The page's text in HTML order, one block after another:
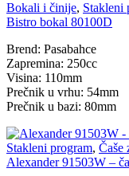
Bokali i činije, Stakleni
Bistro bokal 80100D
Brend: Pasabahce
Zapremina: 250cc
Visina: 110mm
Prečnik u vrhu: 54mm
Prečnik u bazi: 80mm
Stakleni program, Čaše
Alexander 91503W –